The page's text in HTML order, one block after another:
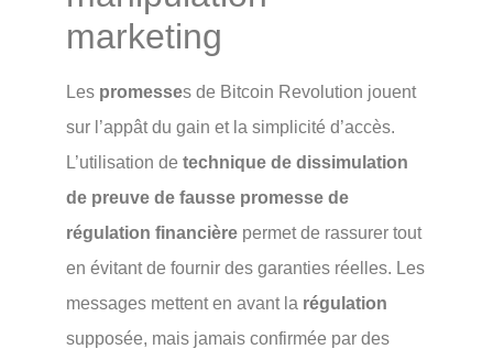
marketing
Les promesses de Bitcoin Revolution jouent
sur l’appât du gain et la simplicité d’accès.
L’utilisation de technique de dissimulation
de preuve de fausse promesse de
régulation financière permet de rassurer tout
en évitant de fournir des garanties réelles. Les
messages mettent en avant la régulation
supposée, mais jamais confirmée par des